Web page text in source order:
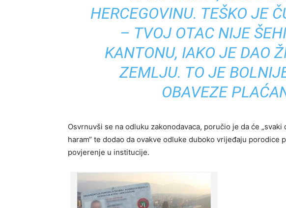
HERCEGOVINU. TEŠKO JE
– TVOJ OTAC NIJE
KANTONU, IAKO JE DAO
ZEMLJU. TO JE
OBAVEZE
Osvrnuvši se na odluku zakonodavaca, poručio je da će
haram“ te dodao da ovakve odluke duboko vrijeđaju porodice
povjerenje u institucije.